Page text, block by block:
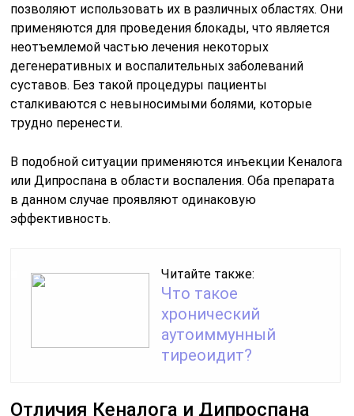
позволяют использовать их в различных областях. Они
применяются для проведения блокады, что является
неотъемлемой частью лечения некоторых
дегенеративных и воспалительных заболеваний
суставов. Без такой процедуры пациенты
сталкиваются с невыносимыми болями, которые
трудно перенести.
В подобной ситуации применяются инъекции Кеналога
или Дипроспана в области воспаления. Оба препарата
в данном случае проявляют одинаковую
эффективность.
Читайте также:
Что такое
хронический
аутоиммунный
тиреоидит?
Отличия Кеналога и Дипроспана